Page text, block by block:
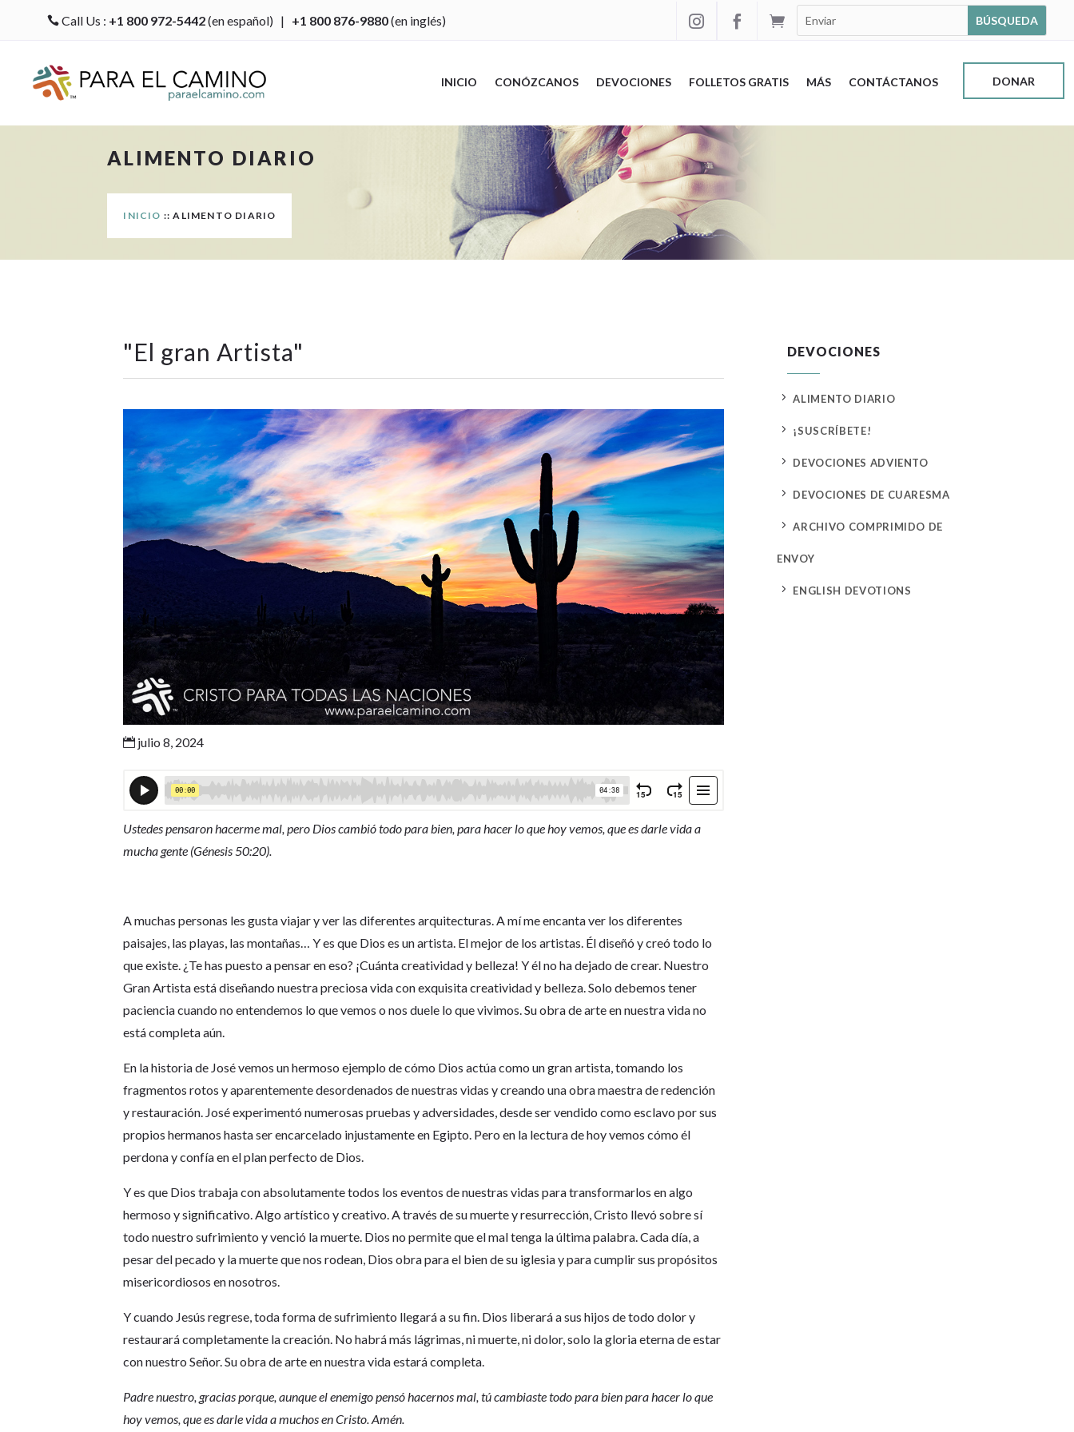
Call Us : +1 800 972-5442(en español) | +1 800 876-9880(en inglés) 


INICIO CONÓZCANOS DEVOCIONES FOLLETOS GRATIS MÁS CONTÁCTANOS DONAR
ALIMENTO DIARIO
INICIO :: ALIMENTO DIARIO
"El gran Artista"
 julio 8, 2024
Ustedes pensaron hacerme mal, pero Dios cambió todo para bien, para hacer lo que hoy vemos, que es darle vida a
mucha gente (Génesis 50:20).
A muchas personas les gusta viajar y ver las diferentes arquitecturas. A mí me encanta ver los diferentes
paisajes, las playas, las montañas… Y es que Dios es un artista. El mejor de los artistas. Él diseñó y creó todo lo
que existe. ¿Te has puesto a pensar en eso? ¡Cuánta creatividad y belleza! Y él no ha dejado de crear. Nuestro
Gran Artista está diseñando nuestra preciosa vida con exquisita creatividad y belleza. Solo debemos tener
paciencia cuando no entendemos lo que vemos o nos duele lo que vivimos. Su obra de arte en nuestra vida no
está completa aún.
En la historia de José vemos un hermoso ejemplo de cómo Dios actúa como un gran artista, tomando los
fragmentos rotos y aparentemente desordenados de nuestras vidas y creando una obra maestra de redención
y restauración. José experimentó numerosas pruebas y adversidades, desde ser vendido como esclavo por sus
propios hermanos hasta ser encarcelado injustamente en Egipto. Pero en la lectura de hoy vemos cómo él
perdona y confía en el plan perfecto de Dios.
Y es que Dios trabaja con absolutamente todos los eventos de nuestras vidas para transformarlos en algo
hermoso y significativo. Algo artístico y creativo. A través de su muerte y resurrección, Cristo llevó sobre sí
todo nuestro sufrimiento y venció la muerte. Dios no permite que el mal tenga la última palabra. Cada día, a
pesar del pecado y la muerte que nos rodean, Dios obra para el bien de su iglesia y para cumplir sus propósitos
misericordiosos en nosotros.
Y cuando Jesús regrese, toda forma de sufrimiento llegará a su fin. Dios liberará a sus hijos de todo dolor y
restaurará completamente la creación. No habrá más lágrimas, ni muerte, ni dolor, solo la gloria eterna de estar
con nuestro Señor. Su obra de arte en nuestra vida estará completa.
Padre nuestro, gracias porque, aunque el enemigo pensó hacernos mal, tú cambiaste todo para bien para hacer lo que
hoy vemos, que es darle vida a muchos en Cristo. Amén.
DEVOCIONES
5 ALIMENTO DIARIO
5 ¡SUSCRÍBETE!
5 DEVOCIONES ADVIENTO
5 DEVOCIONES DE CUARESMA
5 ARCHIVO COMPRIMIDO DE
ENVOY
5 ENGLISH DEVOTIONS